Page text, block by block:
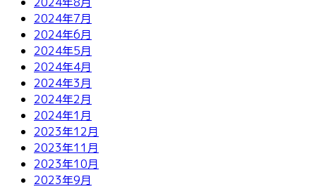
2024年7月
2024年6月
2024年5月
2024年4月
2024年3月
2024年2月
2024年1月
2023年12月
2023年11月
2023年10月
2023年9月